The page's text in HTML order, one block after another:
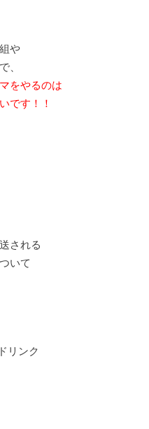
や
、
をやるのは
です！！
される
いて
リンク